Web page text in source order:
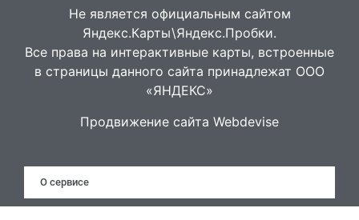
Не является официальным сайтом
Яндекс.Карты\Яндекс.Пробки.
Все права на интерактивные карты, встроенные
в страницы данного сайта принадлежат ООО
«ЯНДЕКС»
Продвижение сайта Webdevise
О сервисе